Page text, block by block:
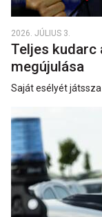
2026. JÚLIUS 3.
Teljes kudarc
megújulása
Saját esélyét játssza